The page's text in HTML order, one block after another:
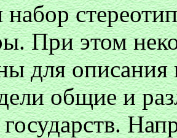
набор
При этом
для описания
общие и
государств.